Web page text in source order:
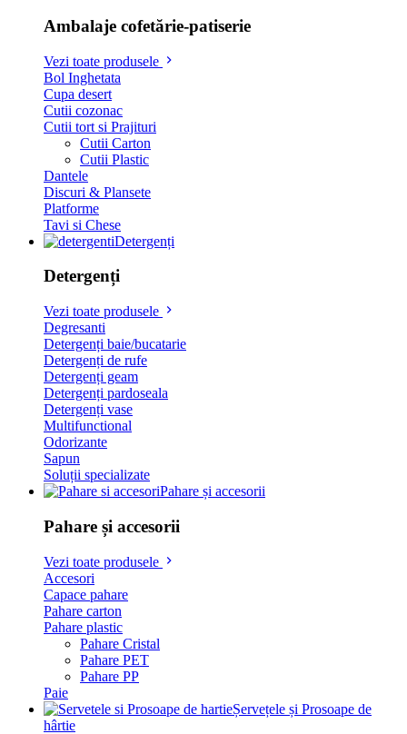
Ambalaje cofetărie-patiserie
Vezi toate produsele
Bol Inghetata
Cupa desert
Cutii cozonac
Cutii tort si Prajituri
Cutii Carton
Cutii Plastic
Dantele
Discuri & Plansete
Platforme
Tavi si Chese
Detergenți
Detergenți
Vezi toate produsele
Degresanti
Detergenți baie/bucatarie
Detergenți de rufe
Detergenți geam
Detergenți pardoseala
Detergenți vase
Multifunctional
Odorizante
Sapun
Soluții specializate
Pahare și accesorii
Pahare și accesorii
Vezi toate produsele
Accesori
Capace pahare
Pahare carton
Pahare plastic
Pahare Cristal
Pahare PET
Pahare PP
Paie
Șervețele și Prosoape de
hârtie